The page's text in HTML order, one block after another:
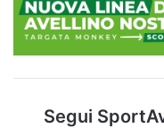
Segui